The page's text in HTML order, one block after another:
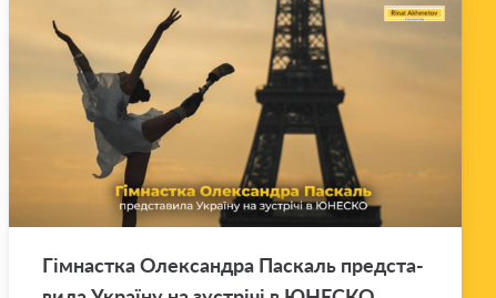
Гім­нас­тка Оле­ксан­дра Па­скаль пред­ста­